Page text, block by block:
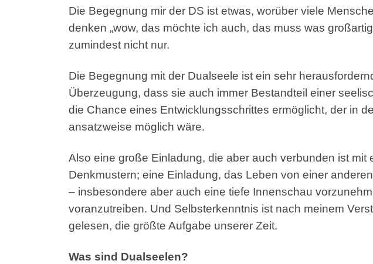
Die Begegnung mir der DS ist etwas, worüber viele
denken „wow, das möchte ich auch, das muss was
zumindest nicht nur.
Die Begegnung mit der Dualseele ist ein sehr
Überzeugung, dass sie auch immer Bestandteil einer
die Chance eines Entwicklungsschrittes ermöglicht, der in
ansatzweise möglich wäre.
Also eine große Einladung, die aber auch verbunden ist mit
Denkmustern; eine Einladung, das Leben von einer
– insbesondere aber auch eine tiefe Innenschau
voranzutreiben. Und Selbsterkenntnis ist nach meinem
gelesen, die größte Aufgabe unserer Zeit.
Was sind Dualseelen?